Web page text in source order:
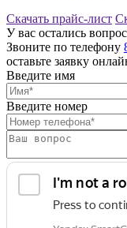
Скачать прайс-лист
У вас остались
Звоните по телефону
оставьте заявку
Введите имя
Введите номер